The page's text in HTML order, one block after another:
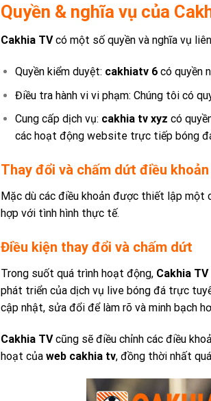
Quyền & nghĩa vụ của
Cakhia TVcó một số quyền và nghĩa vụ
Quyền kiểm duyệt: cakhiatv 6có quyền
Điều tra hành vi vi phạm: Chúng tôi có
Cung cấp dịch vụ: cakhia tv xyz có
các hoạt động website trực tiếp bóng
Thay đổi và chấm dứt điều
Mặc dù các điều khoản được thiết lập một
hợp với tình hình thực tế.
Điều kiện thay đổi và chấm dứt
Trong suốt quá trình hoạt động, Cakhia TV
phát triển của dịch vụ live bóng đá trực
cập nhật, sửa đổi để làm rõ và minh bạch
Cakhia TVcũng sẽ điều chỉnh các điều
hoạt của web cakhia tv, đồng thời nhất